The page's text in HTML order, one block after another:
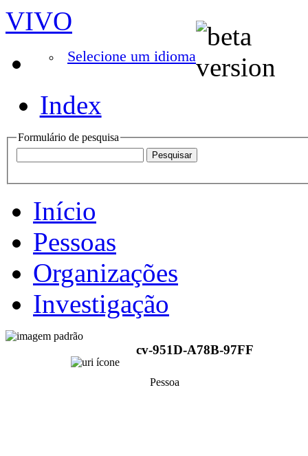
VIVO
Selecione um idioma
Index
Formulário de pesquisa
Início
Pessoas
Organizações
Investigação
cv-951D-A78B-97FF
Pessoa